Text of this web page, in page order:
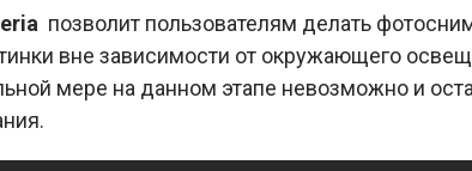
позволит пользователям делать
вне зависимости от окружающего
мере на данном этапе невозможно и